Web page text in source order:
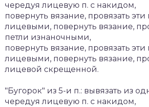
чередуя лицевую п. с накидом,
повернуть вязание, провязать эти
лицевыми, повернуть вязание,
петли изнаночными,
повернуть вязание, провязать эти
лицевыми, повернуть вязание,
лицевой скрещенной.
"Бугорок" из 5-и п.: вывязать из
чередуя лицевую п. с накидом,